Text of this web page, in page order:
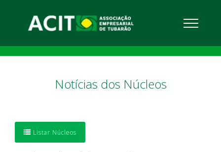
Notícias dos Núcleos
Listar Núcleos